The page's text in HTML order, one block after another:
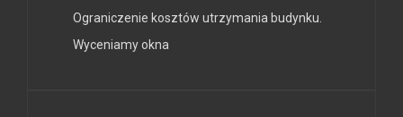
Ograniczenie kosztów utrzymania budynku.
Wyceniamy okna